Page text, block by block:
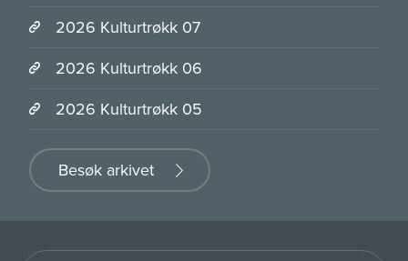
2026 Kulturtrøkk 07
2026 Kulturtrøkk 06
2026 Kulturtrøkk 05
Besøk arkivet